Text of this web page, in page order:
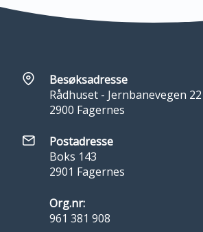
Besøksadresse
Rådhuset - Jernbanevegen 22
2900 Fagernes
Postadresse
Boks 143
2901 Fagernes
Org.nr:
961 381 908